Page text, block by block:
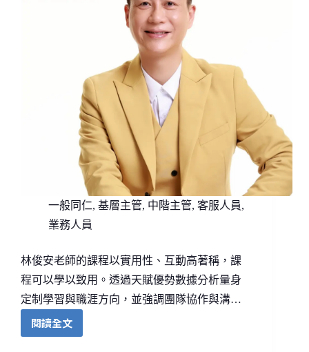
一般同仁, 基層主管, 中階主管, 客服人員,
業務人員
林俊安老師的課程以實用性、互動高著稱，課
程可以學以致用。透過天賦優勢數據分析量身
定制學習與職涯方向，並強調團隊協作與溝…
閱讀全文